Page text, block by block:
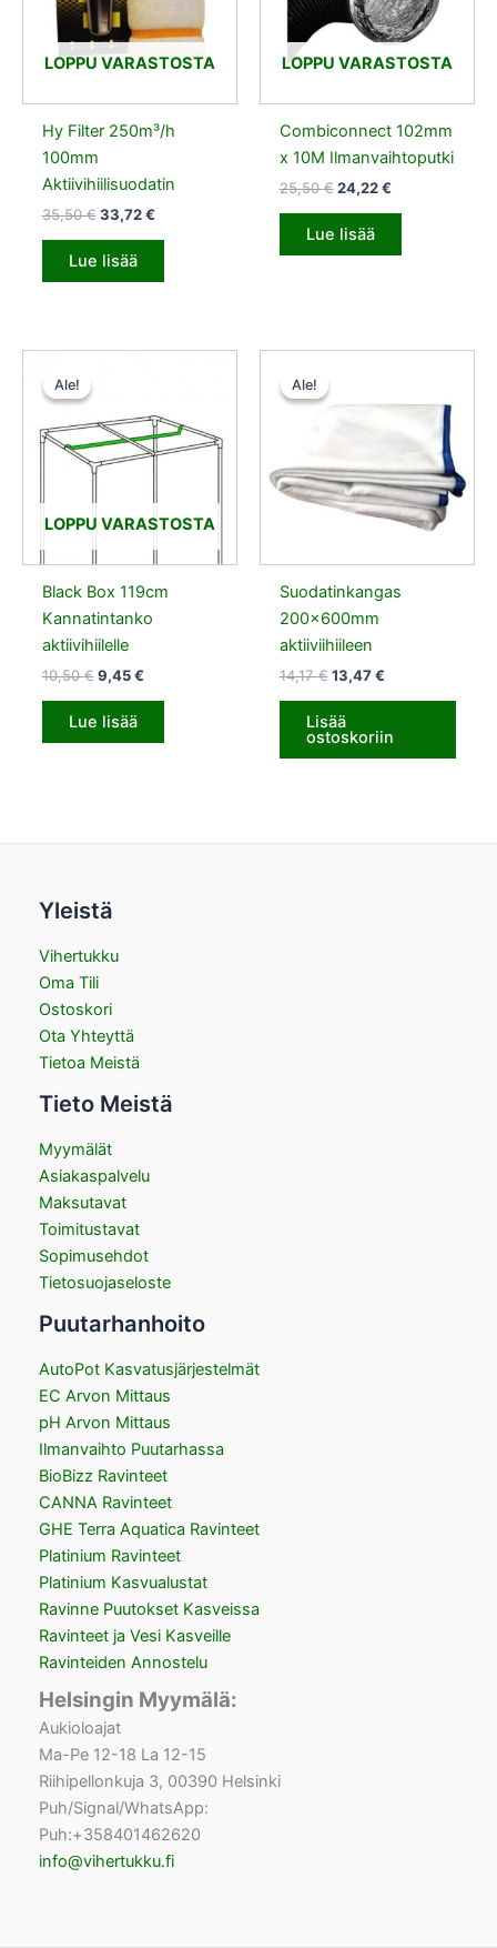
LOPPU VARASTOSTA
Hy Filter 250m³/h
100mm
Aktiivihiilisuodatin
35,50€ 33,72€
Lue lisää
LOPPU VARASTOSTA
Combiconnect 102mm
x 10M Ilmanvaihtoputki
25,50€ 24,22€
Lue lisää
Ale!
LOPPU VARASTOSTA
Ale!
Black Box 119cm
Kannatintanko
aktiivihiilelle
10,50€
10,50 €.
9,45€
9,45 €.
Lue lisää
Ale!
Ale!
Suodatinkangas
200x600mm
aktiiviihiileen
14,17€ 13,47€
13,47 €.
Lisää
ostoskoriin
Yleistä
Vihertukku
Oma Tili
Ostoskori
Ota Yhteyttä
Tietoa Meistä
Tieto Meistä
Myymälät
Asiakaspalvelu
Maksutavat
Toimitustavat
Sopimusehdot
Tietosuojaseloste
Puutarhanhoito
AutoPot Kasvatusjärjestelmät
EC Arvon Mittaus
pH Arvon Mittaus
Ilmanvaihto Puutarhassa
BioBizz Ravinteet
CANNA Ravinteet
GHE Terra Aquatica Ravinteet
Platinium Ravinteet
Platinium Kasvualustat
Ravinne Puutokset Kasveissa
Ravinteet ja Vesi Kasveille
Ravinteiden Annostelu
Helsingin Myymälä:
Aukioloajat
Ma-Pe 12-18 La 12-15
Riihipellonkuja 3, 00390 Helsinki
Puh/Signal/WhatsApp:
Puh:+358401462620
info@vihertukku.fi